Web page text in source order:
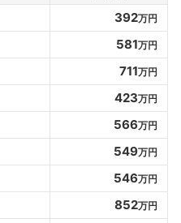
392万円
581万円
711万円
423万円
566万円
549万円
546万円
852万円